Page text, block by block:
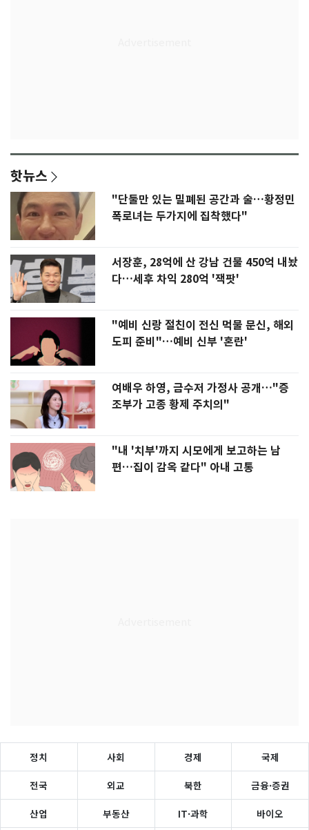
핫뉴스
"단둘만 있는 밀폐된 공간과 술…황정민
폭로녀는 두가지에 집착했다"
서장훈, 28억에 산 강남 건물 450억 내놨
다…세후 차익 280억 '잭팟'
"예비 신랑 절친이 전신 먹물 문신, 해외
도피 준비"…예비 신부 '혼란'
여배우 하영, 금수저 가정사 공개…"증
조부가 고종 황제 주치의"
"내 '치부'까지 시모에게 보고하는 남
편…집이 감옥 같다" 아내 고통
정치 사회 경제 국제
전국 외교 북한 금융·증권
산업 부동산 IT·과학 바이오